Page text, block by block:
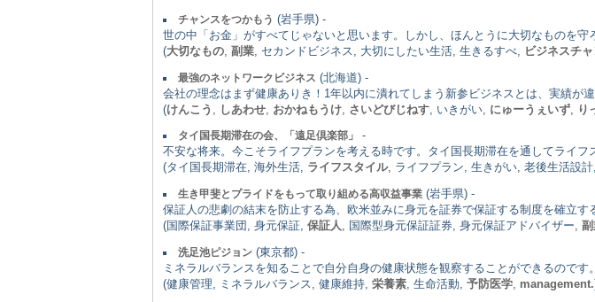
チャンスをつかもう (岩手県) -
世の中「お金」がすべてじゃないと思います。しかし、ほんとうに大切なものを
(大切なもの 副業 , セカンドビジネス, 大切にしたい生活, 生きるすべ, ビジネスチ
最強のネットワークビジネス (北海道) -
会社の理念はまず健康ありき！1年以内に潰れてしまう新参ビジネスとは、実績が違
(けんこう しあわせ おかねもうけ さいどびじねす , いきがい, にゅーうぇいず り
タイ国長期滞在の会、「遠足倶楽部」
-
不安な将来。今こそライフプランを考える時です。タイ国長期滞在を通してライフ
(タイ国長期滞在, 海外生活, ライフスタイル, ライフプラン, 生きがい, 老後生活設計,
生き甲斐とプライドをもって取り組める高収益事業 (岩手県) -
保証人の悲劇の結末を防止する為、欧米並みに身元を証券で保証する制度を確立
(国際保証事業団, 身元保証, 保証人 , 国際型身元保証証券, 身元保証アドバイザー,
洗足池ピジョン (東京都) -
ミネラルバランスを知ることで自分自身の健康状態を観察することができるのです。
(健康管理, ミネラルバランス, 健康維持, 栄養素 , 生命活動, 予防医学 management.